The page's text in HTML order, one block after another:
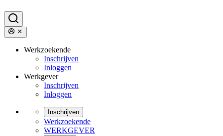
Werkzoekende
Inschrijven
Inloggen
Werkgever
Inschrijven
Inloggen
Inschrijven
Werkzoekende
WERKGEVER